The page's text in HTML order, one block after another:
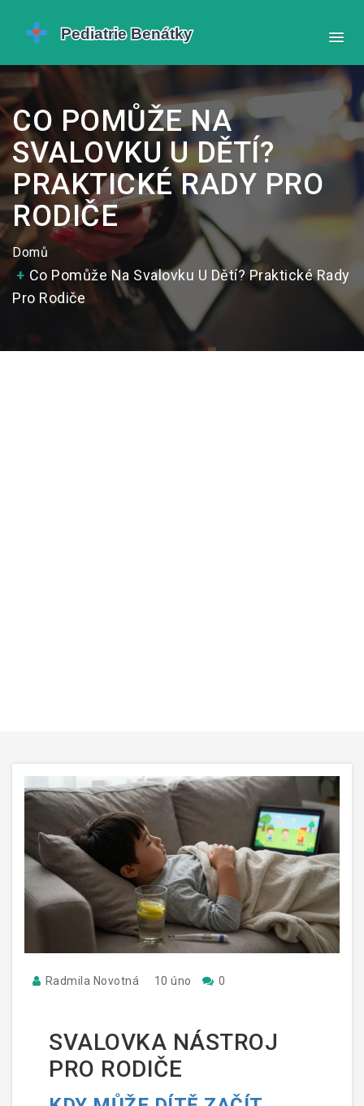
CO POMŮŽE NA
SVALOVKU U DĚTÍ?
PRAKTICKÉ RADY PRO
RODIČE
Domů
Co Pomůže Na Svalovku U Dětí? Praktické Rady
Pro Rodiče
Radmila Novotná 10 úno 0
SVALOVKA NÁSTROJ
PRO RODIČE